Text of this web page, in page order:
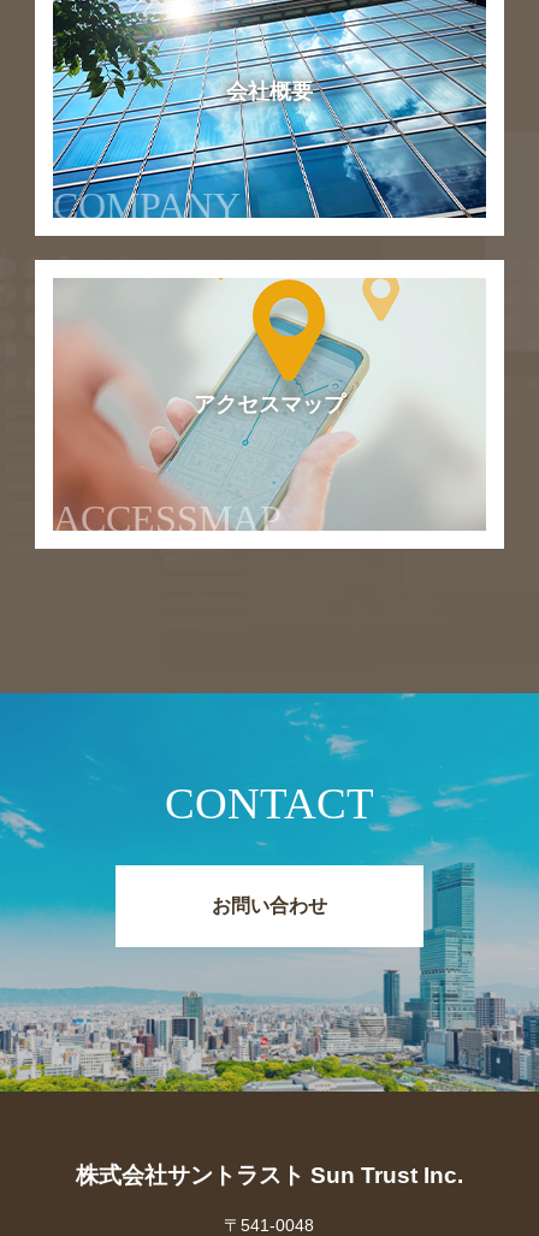
会社概要
COMPANY
アクセスマップ
ACCESSMAP
CONTACT
お問い合わせ
株式会社サントラスト Sun Trust Inc.
〒541-0048